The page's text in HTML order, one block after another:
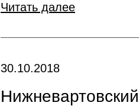
Читать далее
30.10.2018